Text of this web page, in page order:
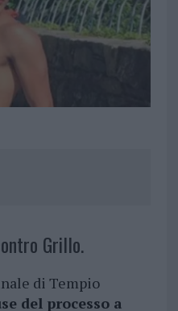
Grillo.
di Tempio
del processo a